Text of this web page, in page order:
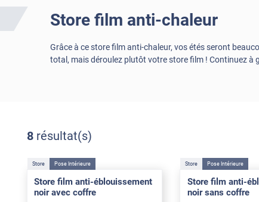
Store film anti-chaleur
Grâce à ce store film anti-chaleur, vos étés seront
total, mais déroulez plutôt votre store film ! Continuez à
8 résultat(s)
Store Pose Intérieure
Store film anti-éblouissement
noir avec coffre
Store Pose Intérieure
Store film anti-
noir sans coffre